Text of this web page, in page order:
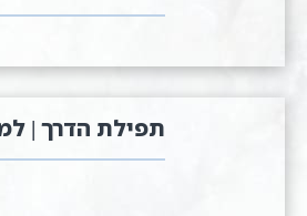
תפילת הדרך |